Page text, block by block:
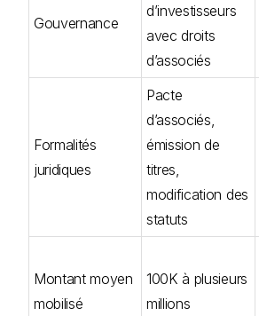
Gouvernance
d’investisseurs
avec droits
d’associés
Formalités
juridiques
Pacte
d’associés,
émission de
titres,
modification des
statuts
Montant moyen
mobilisé
100K à plusieurs
millions